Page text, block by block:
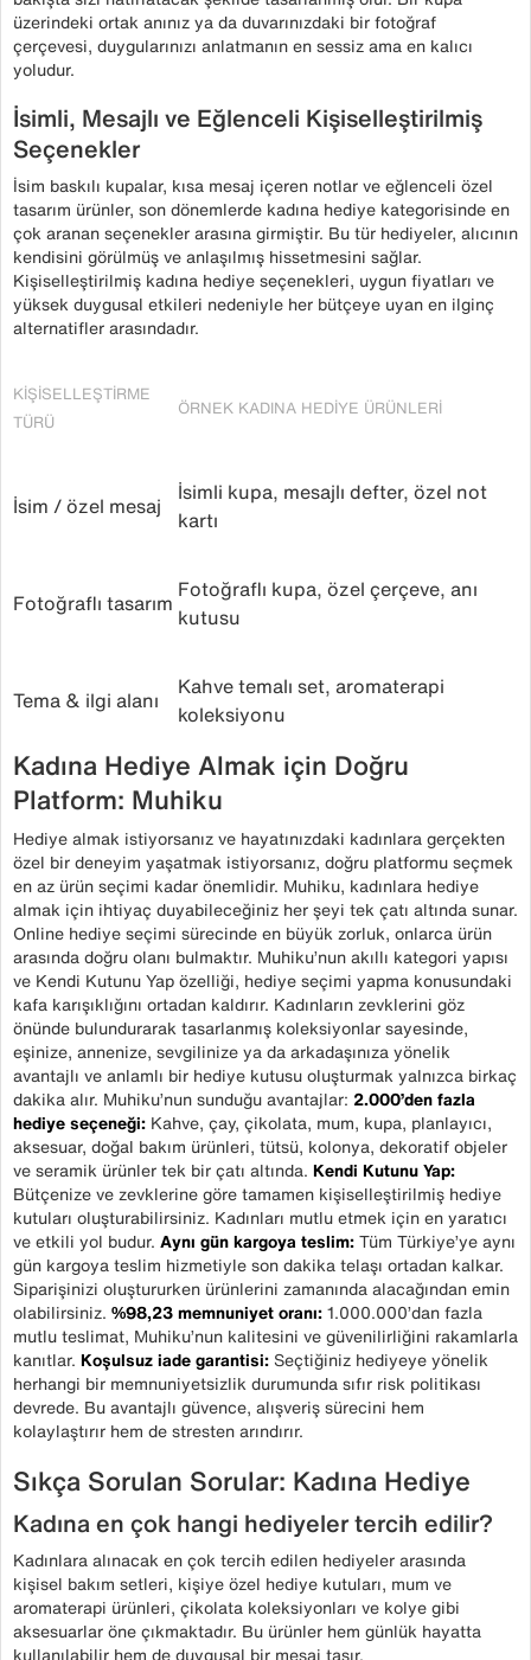
üzerindeki ortak anınız ya da duvarınızdaki bir fotoğraf
çerçevesi, duygularınızı anlatmanın en sessiz ama en kalıcı
yoludur.
İsimli, Mesajlı ve Eğlenceli Kişiselleştirilmiş
Seçenekler
İsim baskılı kupalar, kısa mesaj içeren notlar ve eğlenceli özel
tasarım ürünler, son dönemlerde kadına hediye kategorisinde en
çok aranan seçenekler arasına girmiştir. Bu tür hediyeler, alıcının
kendisini görülmüş ve anlaşılmış hissetmesini sağlar.
Kişiselleştirilmiş kadına hediye seçenekleri, uygun fiyatları ve
yüksek duygusal etkileri nedeniyle her bütçeye uyan en ilginç
alternatifler arasındadır.
KIŞISELLEŞTIRME
TÜRÜ
ÖRNEK KADINA HEDIYE ÜRÜNLERI
İsim / özel mesaj
İsimli kupa, mesajlı defter, özel not
kartı
Fotoğraflı tasarım Fotoğraflı kupa, özel çerçeve, anı
kutusu
Tema & ilgi alanı
Kahve temalı set, aromaterapi
koleksiyonu
Kadına Hediye Almak için Doğru
Platform: Muhiku
Hediye almak istiyorsanız ve hayatınızdaki kadınlara gerçekten
özel bir deneyim yaşatmak istiyorsanız, doğru platformu seçmek
en az ürün seçimi kadar önemlidir. Muhiku, kadınlara hediye
almak için ihtiyaç duyabileceğiniz her şeyi tek çatı altında sunar.
Online hediye seçimi sürecinde en büyük zorluk, onlarca ürün
arasında doğru olanı bulmaktır. Muhiku’nun akıllı kategori yapısı
ve Kendi Kutunu Yap özelliği, hediye seçimi yapma konusundaki
kafa karışıklığını ortadan kaldırır. Kadınların zevklerini göz
önünde bulundurarak tasarlanmış koleksiyonlar sayesinde,
eşinize, annenize, sevgilinize ya da arkadaşınıza yönelik
avantajlı ve anlamlı bir hediye kutusu oluşturmak yalnızca birkaç
dakika alır. Muhiku’nun sunduğu avantajlar: 2.000’den fazla
hediye seçeneği: Kahve, çay, çikolata, mum, kupa, planlayıcı,
aksesuar, doğal bakım ürünleri, tütsü, kolonya, dekoratif objeler
ve seramik ürünler tek bir çatı altında. Kendi Kutunu Yap:
Bütçenize ve zevklerine göre tamamen kişiselleştirilmiş hediye
kutuları oluşturabilirsiniz. Kadınları mutlu etmek için en yaratıcı
ve etkili yol budur. Aynı gün kargoya teslim:Tüm Türkiye’ye aynı
gün kargoya teslim hizmetiyle son dakika telaşı ortadan kalkar.
Siparişinizi oluştururken ürünlerini zamanında alacağından emin
olabilirsiniz. %98,23 memnuniyet oranı:1.000.000’dan fazla
mutlu teslimat, Muhiku’nun kalitesini ve güvenilirliğini rakamlarla
kanıtlar. Koşulsuz iade garantisi: Seçtiğiniz hediyeye yönelik
herhangi bir memnuniyetsizlik durumunda sıfır risk politikası
devrede. Bu avantajlı güvence, alışveriş sürecini hem
kolaylaştırır hem de stresten arındırır.
Sıkça Sorulan Sorular: Kadına Hediye
Kadına en çok hangi hediyeler tercih edilir?
Kadınlara alınacak en çok tercih edilen hediyeler arasında
kişisel bakım setleri, kişiye özel hediye kutuları, mum ve
aromaterapi ürünleri, çikolata koleksiyonları ve kolye gibi
aksesuarlar öne çıkmaktadır. Bu ürünler hem günlük hayatta
kullanılabilir hem de duygusal bir mesaj taşır.